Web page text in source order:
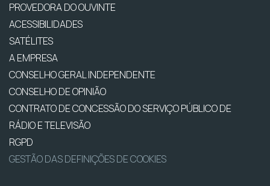
PROVEDORA DO OUVINTE
ACESSIBILIDADES
SATÉLITES
A EMPRESA
CONSELHO GERAL INDEPENDENTE
CONSELHO DE OPINIÃO
CONTRATO DE CONCESSÃO DO SERVIÇO PÚBLICO DE
RÁDIO E TELEVISÃO
RGPD
GESTÃO DAS DEFINIÇÕES DE COOKIES